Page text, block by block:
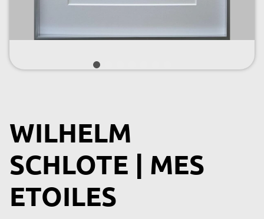
WILHELM
SCHLOTE | MES
ETOILES